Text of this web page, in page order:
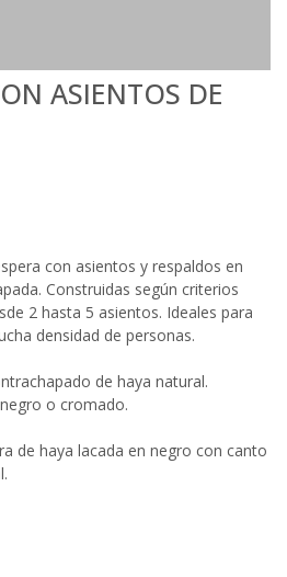
ASIENTOS DE
con asientos y respaldos en
Construidas según criterios
2 hasta 5 asientos. Ideales para
densidad de personas.
de haya natural.
o cromado.
de haya lacada en negro con canto